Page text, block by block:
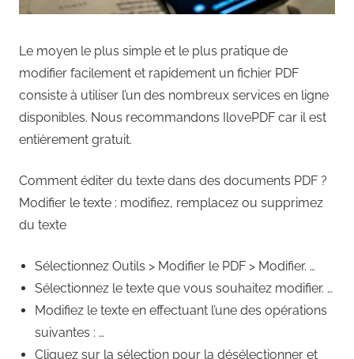
Le moyen le plus simple et le plus pratique de
modifier facilement et rapidement un fichier PDF
consiste à utiliser l’un des nombreux services en ligne
disponibles. Nous recommandons IlovePDF car il est
entièrement gratuit.
Comment éditer du texte dans des documents PDF ?
Modifier le texte : modifiez, remplacez ou supprimez
du texte
Sélectionnez Outils > Modifier le PDF > Modifier. …
Sélectionnez le texte que vous souhaitez modifier. …
Modifiez le texte en effectuant l’une des opérations
suivantes : …
Cliquez sur la sélection pour la désélectionner et